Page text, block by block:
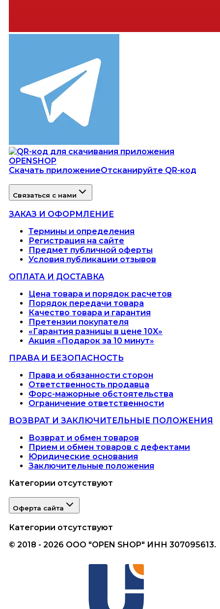
Скачать приложениеОтсканируйте QR-код
Связаться с нами
ЗАКАЗ И ОФОРМЛЕНИЕ
Термины и определения
Регистрация на сайте
Предмет публичной оферты
Условия публикации отзывов
ОПЛАТА И ДОСТАВКА
Цена товара и порядок расчетов
Порядок передачи товара
Качество товара и гарантия
Претензии покупателя
«Гарантия разницы в цене 10X»
Акция «Подарок за 10 минут»
ПРАВА И БЕЗОПАСНОСТЬ
Права и обязанности сторон
Ответственность продавца
Форс-мажорные обстоятельства
Ограничение ответственности
ВОЗВРАТ И ЗАКЛЮЧИТЕЛЬНЫЕ ПОЛОЖЕНИЯ
Возврат и обмен товаров
Прием и обмен товаров с дефектами
Юридические основания
Заключительные положения
Категории отсутствуют
Оферта сайта
Категории отсутствуют
© 2018 - 2026 ООО "OPEN SHOP" ИНН 307095613.